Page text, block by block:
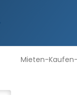
Mieten-